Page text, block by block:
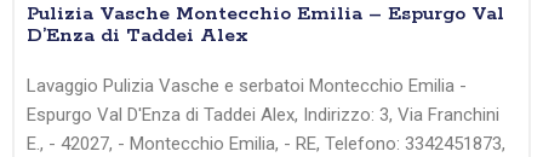
Pulizia Vasche Montecchio Emilia – Espurgo Val
D’Enza di Taddei Alex
Lavaggio Pulizia Vasche e serbatoi Montecchio Emilia -
Espurgo Val D'Enza di Taddei Alex, Indirizzo: 3, Via Franchini
E., - 42027, - Montecchio Emilia, - RE, Telefono: 3342451873,